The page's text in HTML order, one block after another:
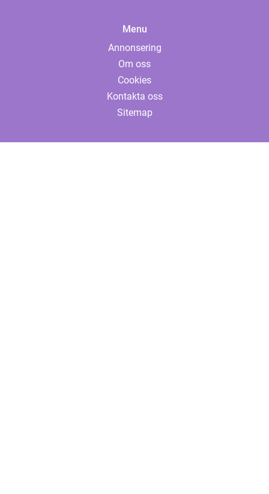
Menu
Annonsering
Om oss
Cookies
Kontakta oss
Sitemap